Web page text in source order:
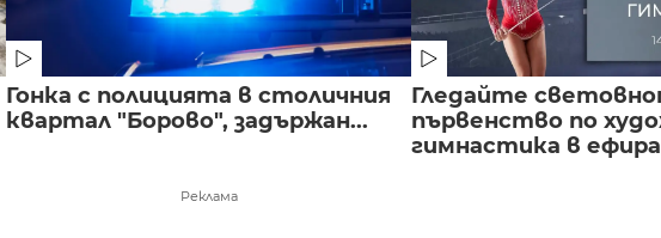
Гонка с полицията в столичния
квартал "Борово", задържан...
Гледайте
първенство по
гимнастика в
Реклама